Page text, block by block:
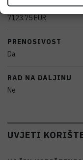
NABAVNA CIJENA
7123.75 EUR
PRENOSIVOST
Da
RAD NA DALJINU
Ne
UVJETI